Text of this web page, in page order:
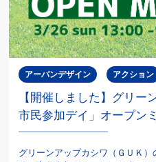
アーバンデザイン アクション
【開催しました】グリー
市民参加デイ」オープン
グリーンアップカシワ（ＧＵＫ